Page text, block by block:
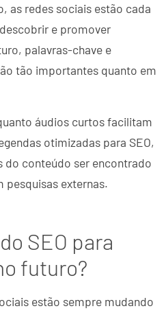
as redes sociais estão cada
e promover
palavras-chave e
tão importantes quanto em
áudios curtos facilitam
otimizadas para SEO,
do conteúdo ser encontrado
pesquisas externas.
SEO para
futuro?
estão sempre mudando